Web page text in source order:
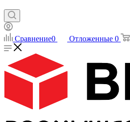
Сравнение0 Отложенные 0